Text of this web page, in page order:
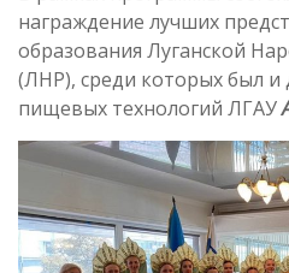
награждение лучших
образования Луганской
(ЛНР), среди которых был и
пищевых технологий ЛГАУ